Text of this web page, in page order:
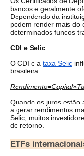
Dependendo da
podem render mais do
determinados fundos
CDI e Selic
O CDI e a taxa Selic
brasileira.
Quando os juros estão
a gerar rendimentos
Selic, muitos
de retorno.
ETFs